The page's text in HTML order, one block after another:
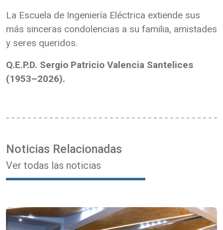
La Escuela de Ingeniería Eléctrica extiende sus
más sinceras condolencias a su familia, amistades
y seres queridos.
Q.E.P.D. Sergio Patricio Valencia Santelices
(1953–2026).
Noticias Relacionadas
Ver todas las noticias